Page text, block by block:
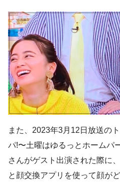
また、2023年3月12日放送の
パ!〜土曜はゆるっとホームパ
さんがゲスト出演された際に
と顔交換アプリを使って顔が